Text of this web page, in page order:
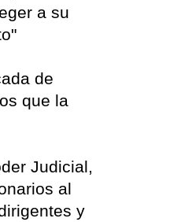
a su
de
que la
Judicial,
al
y